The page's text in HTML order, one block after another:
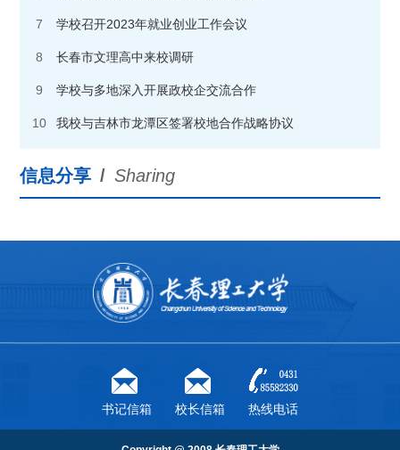
7 学校召开2023年就业创业工作会议
8 长春市文理高中来校调研
9 学校与多地深入开展政校企交流合作
10 我校与吉林市龙潭区签署校地合作战略协议
信息分享 / Sharing
书记信箱 校长信箱 热线电话